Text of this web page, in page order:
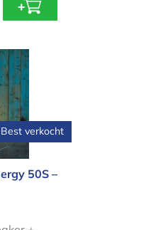
50S – Kooduu
Best verkocht
50S –